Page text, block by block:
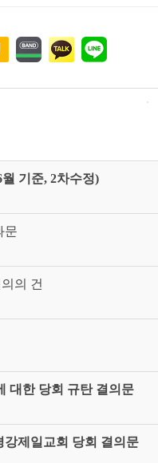
기준, 2차수정)
문
의 건
대한 당회 규탄 결의문
강제일교회 당회 결의문